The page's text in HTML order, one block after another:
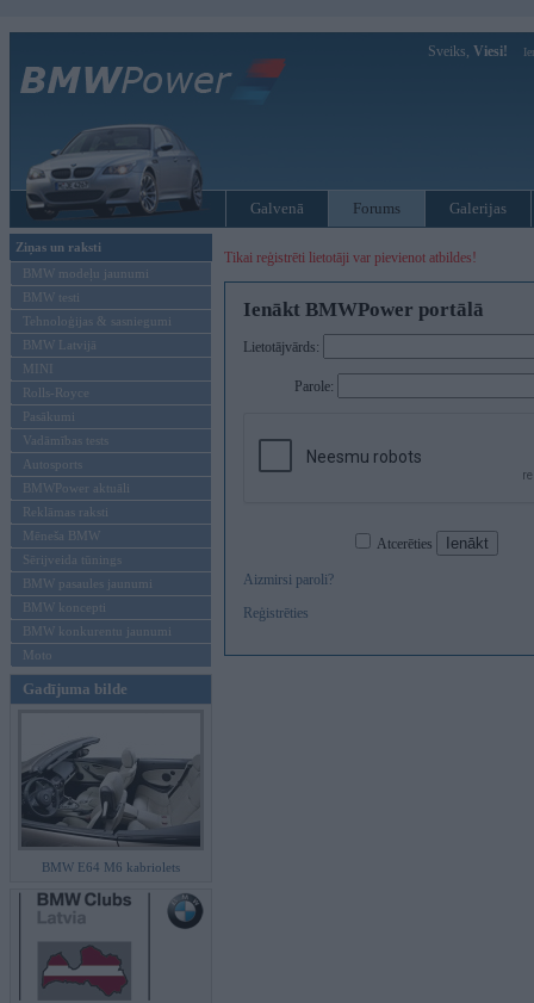
Sveiks, Viesi!
Galvenā Forums Galerijas
Ziņas un raksti
BMW modeļu jaunumi
BMW testi
Tehnoloģijas & sasniegumi
BMW Latvijā
MINI
Rolls-Royce
Pasākumi
Vadāmības tests
Autosports
BMWPower aktuāli
Reklāmas raksti
Mēneša BMW
Sērijveida tūnings
BMW pasaules jaunumi
BMW koncepti
BMW konkurentu jaunumi
Moto
Gadījuma bilde
BMW E64 M6 kabriolets
Tikai reģistrēti lietotāji var pievienot atbildes!
Ienākt BMWPower portālā
Lietotājvārds:
Parole:
Atcerēties
Aizmirsi paroli?
Reģistrēties